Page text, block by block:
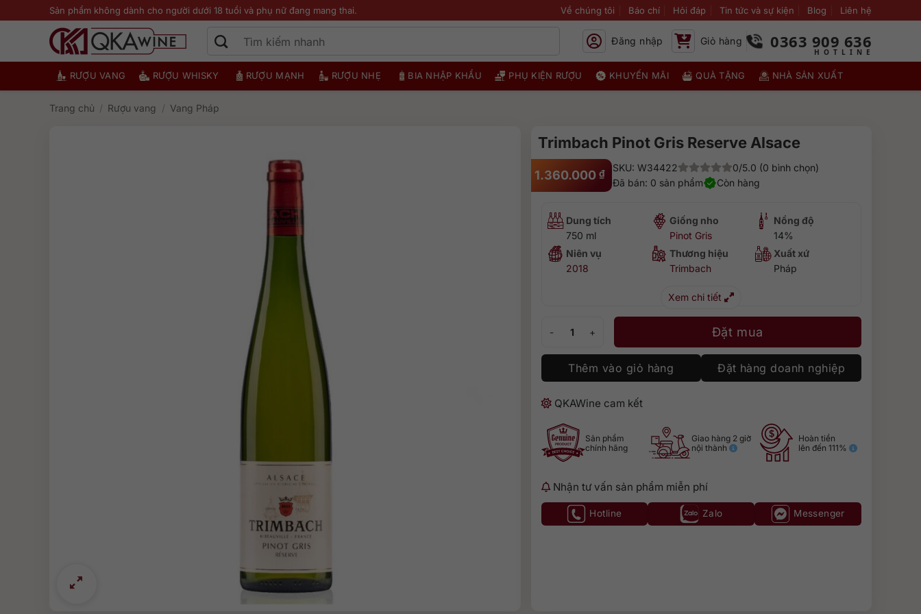
qua
Sản phẩm không dành cho người dưới 18 tuổi và phụ nữ đang mang thai. Về chúng tôi Báo chí Hỏi đáp Tin tức và sự kiện Blog Liên hệ
Đăng nhập Giỏ hàng 0363 909 636
RƯỢU VANG RƯỢU WHISKY RƯỢU MẠNH RƯỢU NHẸ BIA NHẬP KHẨU PHỤ KIỆN RƯỢU KHUYẾN MÃI QUÀ TẶNG NHÀ SẢN XUẤT
Trang chủ / Rượu vang / Vang Pháp
Trimbach Pinot Gris Reserve Alsace
1.360.000 ₫ SKU: W34422
0/5.0 (0 bình chọn)
Đã bán: 0 sản phẩm
Còn hàng
Dung tích
750 ml
Giống nho
Pinot Gris
Nồng độ
14%
Niên vụ
2018
Thương hiệu
Trimbach
Xuất xứ
Pháp
Xem chi tiết
Trimbach Pinot Gris Reserve Alsace số lượngĐặt mua
Thêm vào giỏ hàng Đặt hàng doanh nghiệp
QKAWine cam kết
Sản phẩm
chính hãng
Giao hàng 2 giờ
nội thành
Hoàn tiền
lên đến 111%
Nhận tư vấn sản phẩm miễn phí
Hotline Zalo Messenger